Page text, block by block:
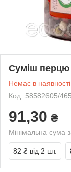
Суміш перцю
Немає в наявності
Код: 58582605/
91,30 ₴
Мінімальна сума
82 ₴ від 2 шт.